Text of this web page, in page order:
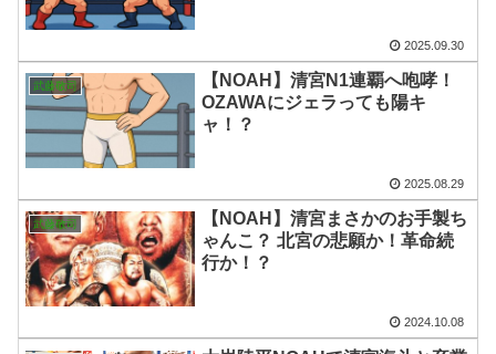
2025.09.30
武藤敬司
【NOAH】清宮N1連覇へ咆哮！
OZAWAにジェラっても陽キ
ャ！？
2025.08.29
武藤敬司
【NOAH】清宮まさかのお手製ち
ゃんこ？ 北宮の悲願か！革命続
行か！？
2024.10.08